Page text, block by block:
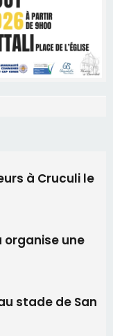
à Cruculi le